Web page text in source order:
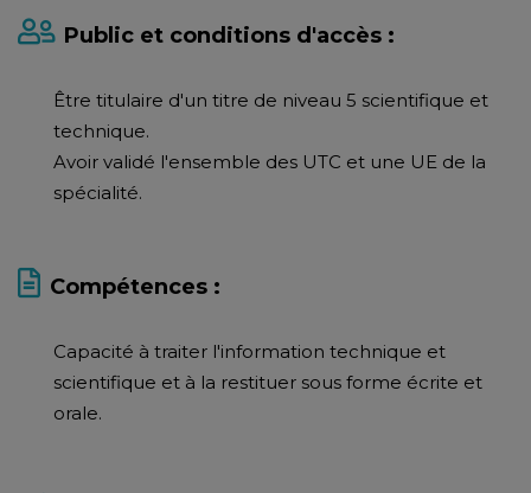
Public et conditions d'accès :
Être titulaire d'un titre de niveau 5 scientifique et
technique.
Avoir validé l'ensemble des UTC et une UE de la
spécialité.
Compétences :
Capacité à traiter l'information technique et
scientifique et à la restituer sous forme écrite et
orale.